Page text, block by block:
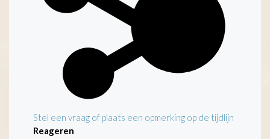
Stel een vraag of plaats een opmerking op de tijdlijn
Reageren